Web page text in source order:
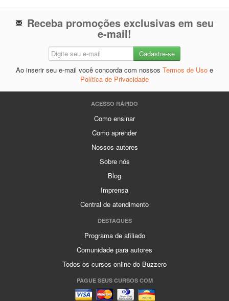
Receba promoções exclusivas em seu
e-mail!
Ao inserir seu e-mail você concorda com nossos Termos de Uso e
Política de Privacidade
ACESSO RÁPIDO
Como ensinar
Como aprender
Nossos autores
Sobre nós
Blog
Imprensa
Central de atendimento
DESTAQUES
Programa de afiliado
Comunidade para autores
Todos os cursos online do Buzzero
PAGUE SEUS CURSOS COM